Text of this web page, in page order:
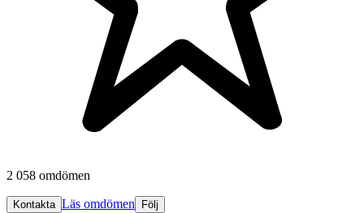
2 058 omdömen
Kontakta Läs omdömen Följ